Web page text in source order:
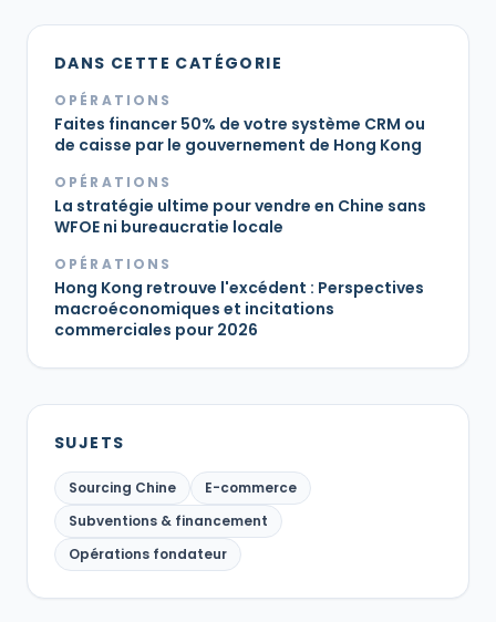
DANS CETTE CATÉGORIE
OPÉRATIONS
Faites financer 50% de votre système CRM ou
de caisse par le gouvernement de Hong Kong
OPÉRATIONS
La stratégie ultime pour vendre en Chine sans
WFOE ni bureaucratie locale
OPÉRATIONS
Hong Kong retrouve l'excédent : Perspectives
macroéconomiques et incitations
commerciales pour 2026
SUJETS
Sourcing Chine
E-commerce
Subventions & financement
Opérations fondateur